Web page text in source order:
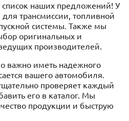
наших предложений! У
для трансмиссии, топливной
системы. Также мы
оригинальных и
производителей.
важно иметь надежного
вашего автомобиля.
проверяет каждый
его в каталог. Мы
продукции и быструю